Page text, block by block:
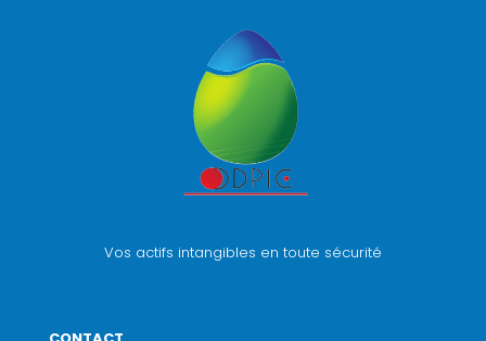
Vos actifs intangibles en toute sécurité